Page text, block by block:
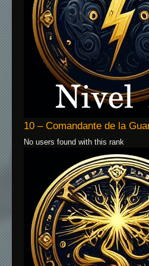
10 – Comandante de la
No users found with this rank